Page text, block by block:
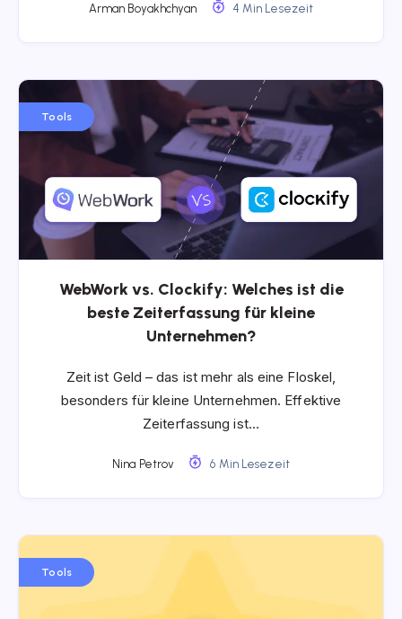
Arman Boyakhchyan 4 Min Lesezeit
Tools
WebWork vs. Clockify: Welches ist die
beste Zeiterfassung für kleine
Unternehmen?
Zeit ist Geld – das ist mehr als eine Floskel,
besonders für kleine Unternehmen. Effektive
Zeiterfassung ist…
Nina Petrov 6 Min Lesezeit
Tools